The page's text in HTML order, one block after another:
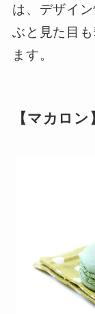
は、デザイ
ぶと見た目
ます。
【マカロ